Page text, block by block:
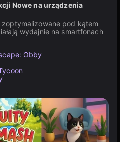
Nowe na urządzenia
zoptymalizowane pod kątem
wydajnie na smartfonach
Obby